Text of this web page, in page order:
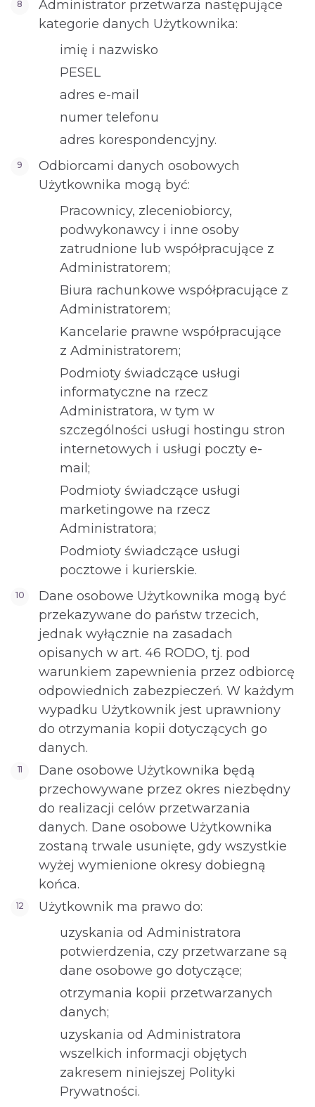
Administrator przetwarza następujące
kategorie danych Użytkownika:
imię i nazwisko
PESEL
adres e-mail
numer telefonu
adres korespondencyjny.
Odbiorcami danych osobowych
Użytkownika mogą być:
Pracownicy, zleceniobiorcy,
podwykonawcy i inne osoby
zatrudnione lub współpracujące z
Administratorem;
Biura rachunkowe współpracujące z
Administratorem;
Kancelarie prawne współpracujące
z Administratorem;
Podmioty świadczące usługi
informatyczne na rzecz
Administratora, w tym w
szczególności usługi hostingu stron
internetowych i usługi poczty e-
mail;
Podmioty świadczące usługi
marketingowe na rzecz
Administratora;
Podmioty świadczące usługi
pocztowe i kurierskie.
Dane osobowe Użytkownika mogą być
przekazywane do państw trzecich,
jednak wyłącznie na zasadach
opisanych w art. 46 RODO, tj. pod
warunkiem zapewnienia przez odbiorcę
odpowiednich zabezpieczeń. W każdym
wypadku Użytkownik jest uprawniony
do otrzymania kopii dotyczących go
danych.
Dane osobowe Użytkownika będą
przechowywane przez okres niezbędny
do realizacji celów przetwarzania
danych. Dane osobowe Użytkownika
zostaną trwale usunięte, gdy wszystkie
wyżej wymienione okresy dobiegną
końca.
Użytkownik ma prawo do:
uzyskania od Administratora
potwierdzenia, czy przetwarzane są
dane osobowe go dotyczące;
otrzymania kopii przetwarzanych
danych;
uzyskania od Administratora
wszelkich informacji objętych
zakresem niniejszej Polityki
Prywatności.